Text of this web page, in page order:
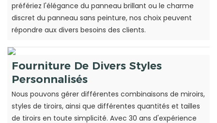
préfériez l'élégance du panneau brillant ou le charme
discret du panneau sans peinture, nos choix peuvent
répondre aux divers besoins des clients.
Fourniture De Divers Styles
Personnalisés
Nous pouvons gérer différentes combinaisons de miroirs,
styles de tiroirs, ainsi que différentes quantités et tailles
de tiroirs en toute simplicité. Avec 30 ans d'expérience